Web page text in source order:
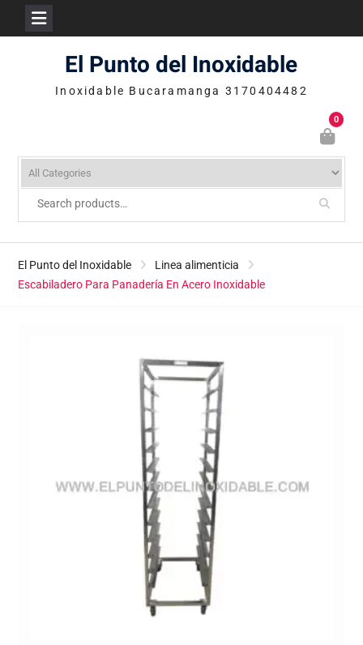
El Punto del Inoxidable
Inoxidable Bucaramanga 3170404482
0
El Punto del Inoxidable
Linea alimenticia
Escabiladero Para Panadería En Acero Inoxidable